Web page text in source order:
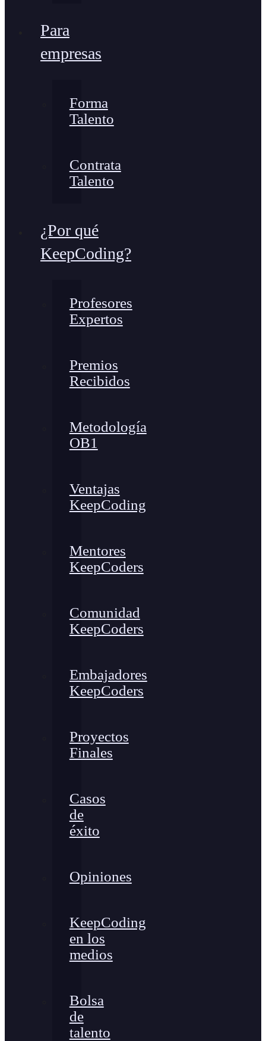
Para
empresas
Forma
Talento
Contrata
Talento
¿Por qué
KeepCoding?
Profesores
Expertos
Premios
Recibidos
Metodología
OB1
Ventajas
KeepCoding
Mentores
KeepCoders
Comunidad
KeepCoders
Embajadores
KeepCoders
Proyectos
Finales
Casos
de
éxito
Opiniones
KeepCoding
en los
medios
Bolsa
de
talento